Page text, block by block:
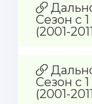
Сезон с
(2001-
Сезон с
(2001-